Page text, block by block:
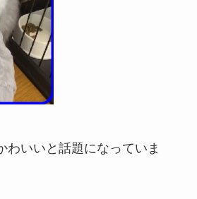
わいいと話題になっていま